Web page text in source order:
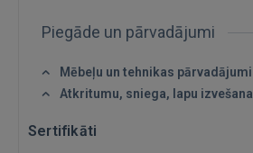
Aizmirsāt paroli?
FACEBOOK
Piegāde un pārvadājumi
Mēbeļu un tehnikas pārvadājumi
Atkritumu, sniega, lapu izvešana
Sertifikāti